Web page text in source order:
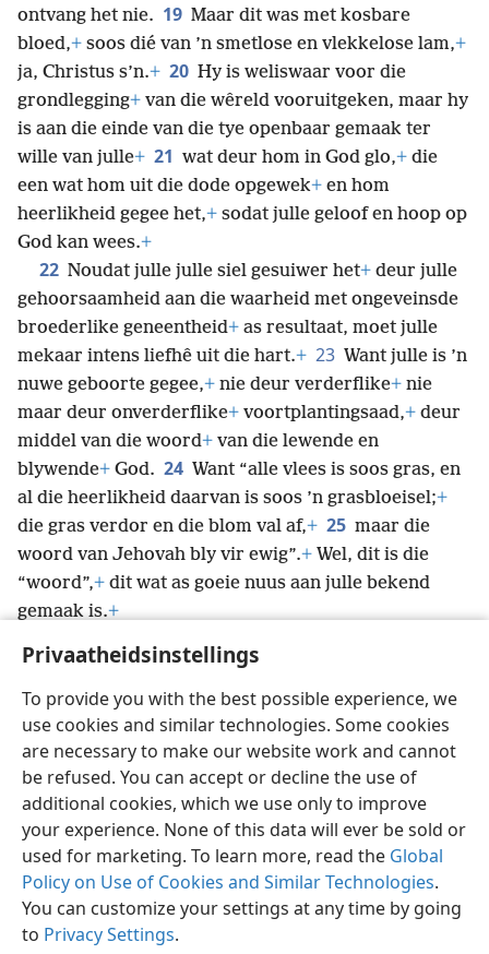
Privaatheidsinstellings
To provide you with the best possible experience, we
use cookies and similar technologies. Some cookies
are necessary to make our website work and cannot
be refused. You can accept or decline the use of
additional cookies, which we use only to improve
your experience. None of this data will ever be sold or
used for marketing. To learn more, read the Global
Policy on Use of Cookies and Similar Technologies.
You can customize your settings at any time by going
to Privacy Settings.
ontvang het nie. 19 Maar dit was met kosbare
bloed,+ soos dié van ’n smetlose en vlekkelose lam,+
ja, Christus s’n.+ 20 Hy is weliswaar voor die
grondlegging+ van die wêreld vooruitgeken, maar hy
is aan die einde van die tye openbaar gemaak ter
wille van julle+ 21 wat deur hom in God glo,+ die
een wat hom uit die dode opgewek+ en hom
heerlikheid gegee het,+ sodat julle geloof en hoop op
God kan wees.+
22 Noudat julle julle siel gesuiwer het+ deur julle
gehoorsaamheid aan die waarheid met ongeveinsde
broederlike geneentheid+ as resultaat, moet julle
mekaar intens liefhê uit die hart.+ 23 Want julle is ’n
nuwe geboorte gegee,+ nie deur verderflike+ nie
maar deur onverderflike+ voortplantingsaad,+ deur
middel van die woord+ van die lewende en
blywende+ God. 24 Want “alle vlees is soos gras, en
al die heerlikheid daarvan is soos ’n grasbloeisel;+
die gras verdor en die blom val af,+ 25 maar die
woord van Jehovah bly vir ewig”.+ Wel, dit is die
“woord”,+ dit wat as goeie nuus aan julle bekend
gemaak is.+
Afrikaans Deel Voorkeure
Copyright© 2026 Watch Tower Bible and Tract Society of Pennsylvania
Gebruiksvoorwaardes Privaatheidsbeleid
Privaatheidsinstellings
JW.ORG
Meld aan